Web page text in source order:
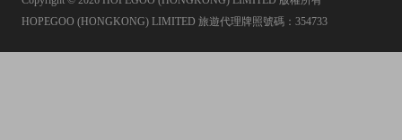
HOPEGOO (HONGKONG) LIMITED 旅遊代理牌照號碼：354733